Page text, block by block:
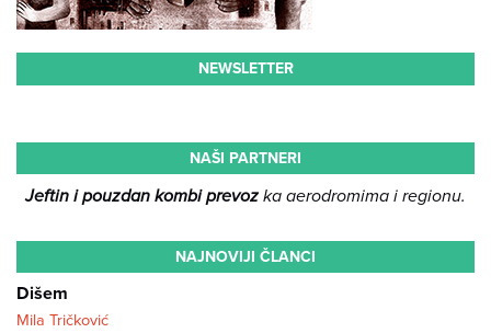
NEWSLETTER
NAŠI PARTNERI
Jeftin i pouzdan kombi prevozka aerodromima i regionu.
NAJNOVIJI ČLANCI
Dišem
Mila Tričković